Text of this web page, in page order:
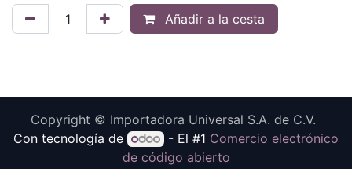
Añadir a la cesta
Copyright © Importadora Universal S.A. de C.V.
Con tecnología de
- El #1 Comercio electrónico
de código abierto